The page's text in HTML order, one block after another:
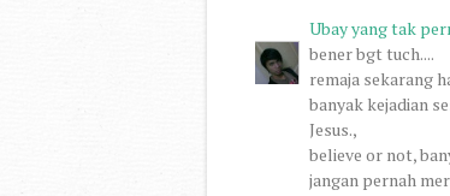
Ubay yang tak
bener bgt tuch....
remaja sekarang
banyak kejadian
Jesus.,
believe or not,
jangan pernah